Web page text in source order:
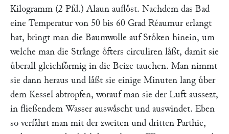
Kilogramm (2 Pfd.) Alaun aufloͤst. Nachdem das Bad
eine Temperatur von 50 bis 60 Grad Réaumur erlangt
hat, bringt man die Baumwolle auf Stoͤken hinein, um
welche man die Straͤnge oͤfters circuliren laͤßt, damit sie
uͤberall gleichfoͤrmig in die Beize tauchen. Man nimmt
sie dann heraus und laͤßt sie einige Minuten lang uͤber
dem Kessel abtropfen, worauf man sie der Luft aussezt,
in fließendem Wasser auswaͤscht und auswindet. Eben
so verfaͤhrt man mit der zweiten und dritten Parthie,